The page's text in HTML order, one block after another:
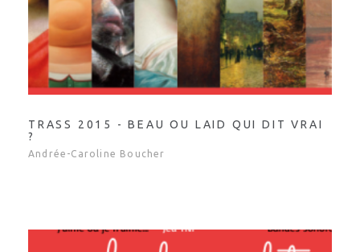
TRASS 2015 - BEAU OU LAID QUI DIT VRAI
?
Andrée-Caroline Boucher